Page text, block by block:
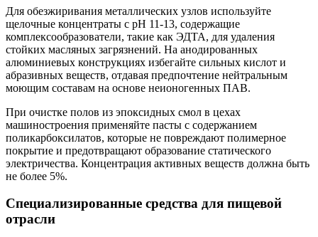
Для обезжиривания металлических узлов используйте
щелочные концентраты с pH 11-13, содержащие
комплексообразователи, такие как ЭДТА, для удаления
стойких масляных загрязнений. На анодированных
алюминиевых конструкциях избегайте сильных кислот и
абразивных веществ, отдавая предпочтение нейтральным
моющим составам на основе неионогенных ПАВ.
При очистке полов из эпоксидных смол в цехах
машиностроения применяйте пасты с содержанием
поликарбоксилатов, которые не повреждают полимерное
покрытие и предотвращают образование статического
электричества. Концентрация активных веществ должна быть
не более 5%.
Специализированные средства для пищевой
отрасли